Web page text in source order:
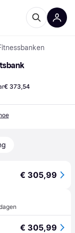
€ 373,54
€ 305,99
€ 305,99